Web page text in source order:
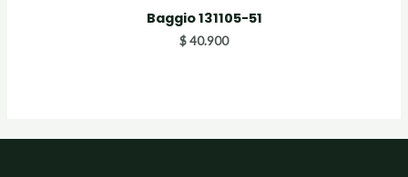
Baggio 131105-51
$40.900